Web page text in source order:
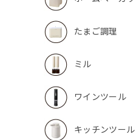
たまご調理
ミル
ワインツール
キッチンツール